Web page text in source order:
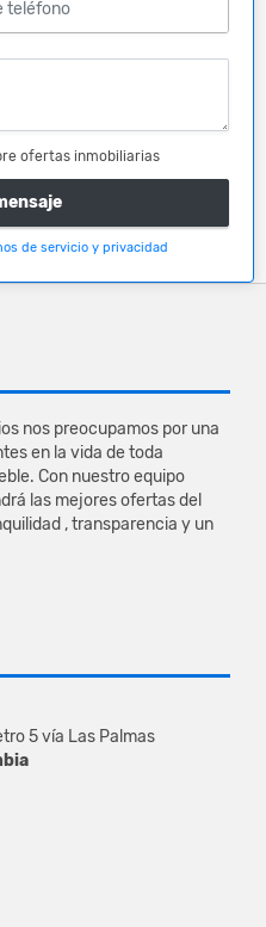
ofertas inmobiliarias
de servicio y privacidad
nos preocupamos por una
en la vida de toda
Con nuestro equipo
las mejores ofertas del
, transparencia y un
5 vía Las Palmas